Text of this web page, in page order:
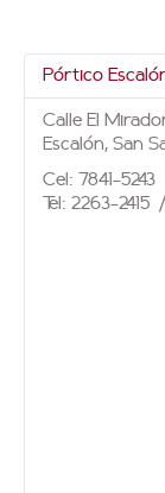
Pórtico
Calle El
Escalón, San
Cel: 7841-5243
Tel: 2263-